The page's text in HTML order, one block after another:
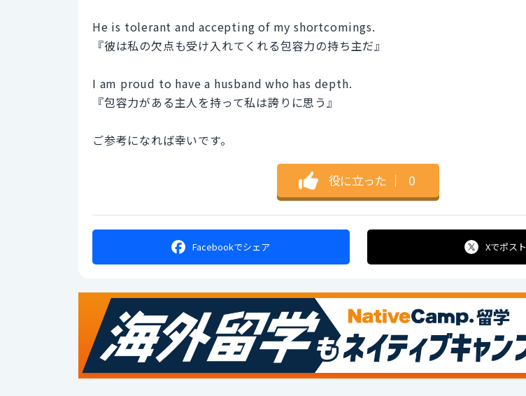
He is tolerant and accepting of my shortcomings.
『彼は私の欠点も受け入れてくれる包容力の持ち主だ』
I am proud to have a husband who has depth.
『包容力がある主人を持って私は誇りに思う』
ご参考になれば幸いです。
役に立った ｜ 0
Facebookでシェア Xでポスト